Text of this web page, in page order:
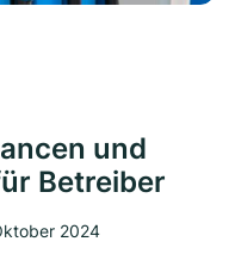
und
Betreiber
2024